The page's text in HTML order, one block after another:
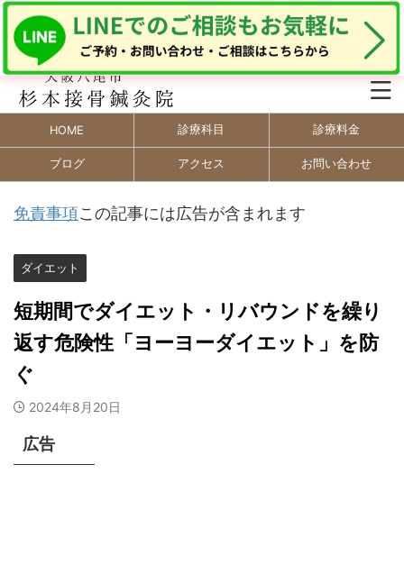
HOME 診療科目 診療料金
ブログ アクセス お問い合わせ
免責事項この記事には広告が含まれます
ダイエット
短期間でダイエット・リバウンドを繰り
返す危険性「ヨーヨーダイエット」を防
ぐ
2024年8月20日
広告